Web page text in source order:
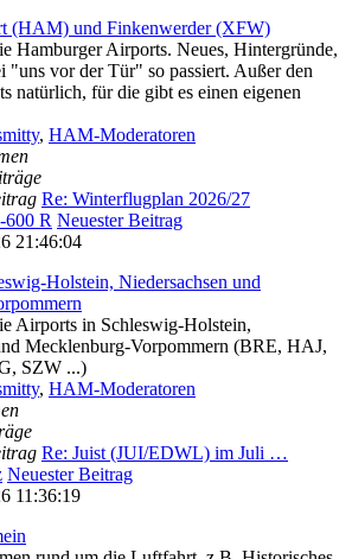
(HAM) und Finkenwerder (XFW)
Hamburger Airports. Neues, Hintergründe,
"uns vor der Tür" so passiert. Außer den
natürlich, für die gibt es einen eigenen
, HAM-Moderatoren
Re: Winterflugplan 2026/27
600 R Neuester Beitrag
21:46:04
Holstein, Niedersachsen und
Airports in Schleswig-Holstein,
Mecklenburg-Vorpommern (BRE, HAJ,
SZW ...)
, HAM-Moderatoren
Re: Juist (JUI/EDWL) im Juli …
Neuester Beitrag
11:36:19